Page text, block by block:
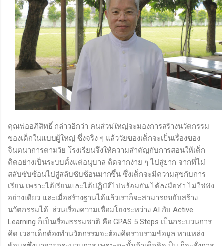
คุณพ่ออภิสิทธิ์ กล่าวอีกว่า คนส่วนใหญ่จะมองการสร้างนวัตกรรม
ของเด็กในแบบผู้ใหญ่ ซึ่งจริง ๆ แล้ววัยของเด็กจะเป็นเรื่องของ
จินตนาการตามวัย โรงเรียนจึงให้ความสำคัญกับการสอนให้เด็ก
คิดอย่างเป็นระบบตั้งแต่อนุบาล คิดจากง่าย ๆ ไปสู่ยาก จากที่ไม่
สลับซับซ้อนไปสู่สลับซับซ้อนมากขึ้น ซึ่งเด็กจะมีความสุขกับการ
เรียน เพราะได้เรียนและได้ปฏิบัติไปพร้อมกัน ได้ลงมือทำ ไม่ใช่ฟัง
อย่างเดียว และเมื่อสร้างฐานได้แล้วเราก็จะสามารถขยับสร้าง
นวัตกรรมได้ ส่วนเรื่องความเชื่อมโยงระหว่าง AI กับ Active
Learning ก็เป็นเรื่องธรรมชาติ คือ GPAS 5 Steps เป็นกระบวนการ
คิด เวลาเด็กต้องทำนวัตกรรมจะต้องคิดรวบรวมข้อมูล หาแหล่ง